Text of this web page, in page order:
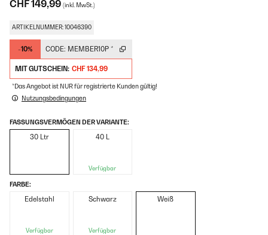
CHF 149,99 (inkl. MwSt.)
ARTIKELNUMMER: 10046390
-10% CODE: MEMBER10P *
MIT GUTSCHEIN: CHF 134,99
*Das Angebot ist NUR für registrierte Kunden gültig!
Nutzungsbedingungen
FASSUNGSVERMÖGEN DER VARIANTE:
30 Ltr 40 L
Verfügbar
FARBE:
Edelstahl
Verfügbar
Schwarz
Verfügbar
Weiß